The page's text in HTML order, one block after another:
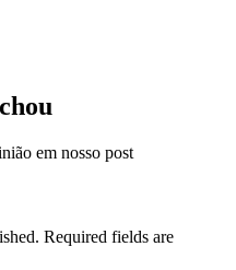
em nosso post
Required fields are